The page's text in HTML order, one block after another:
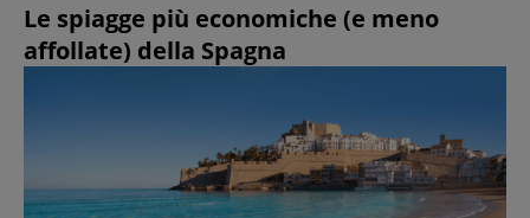
Le spiagge più economiche (e meno
affollate) della Spagna